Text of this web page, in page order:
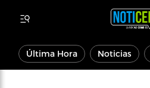
Última Hora Noticias